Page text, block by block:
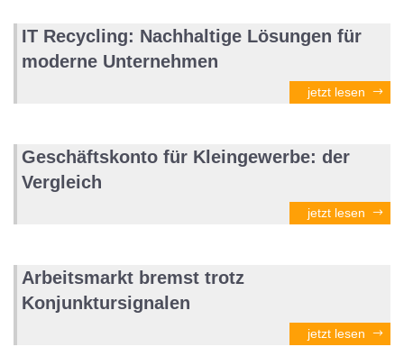
IT Recycling: Nachhaltige Lösungen für
moderne Unternehmen
jetzt lesen
Geschäftskonto für Kleingewerbe: der
Vergleich
jetzt lesen
Arbeitsmarkt bremst trotz
Konjunktursignalen
jetzt lesen